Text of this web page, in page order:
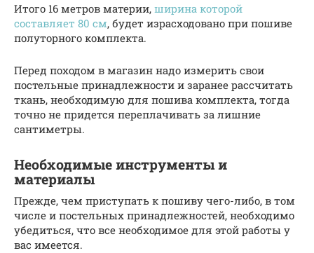
Итого 16 метров материи, ширина которой
составляет 80 см, будет израсходовано при пошиве
полуторного комплекта.
Перед походом в магазин надо измерить свои
постельные принадлежности и заранее рассчитать
ткань, необходимую для пошива комплекта, тогда
точно не придется переплачивать за лишние
сантиметры.
Необходимые инструменты и
материалы
Прежде, чем приступать к пошиву чего-либо, в том
числе и постельных принадлежностей, необходимо
убедиться, что все необходимое для этой работы у
вас имеется.